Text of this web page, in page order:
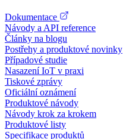
Dokumentace
Návody a API reference
Články na blogu
Postřehy a produktové novinky
Případové studie
Nasazení IoT v praxi
Tiskové zprávy
Oficiální oznámení
Produktové návody
Návody krok za krokem
Produktové listy
Specifikace produktů